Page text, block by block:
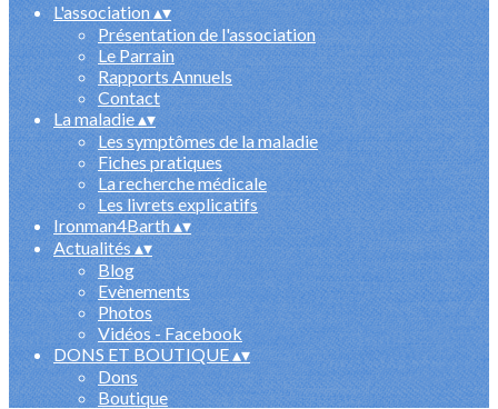
L'association▴▾
Présentation de l'association
Le Parrain
Rapports Annuels
Contact
La maladie▴▾
Les symptômes de la maladie
Fiches pratiques
La recherche médicale
Les livrets explicatifs
Ironman4Barth▴▾
Actualités▴▾
Blog
Evènements
Photos
Vidéos - Facebook
DONS ET BOUTIQUE▴▾
Dons
Boutique